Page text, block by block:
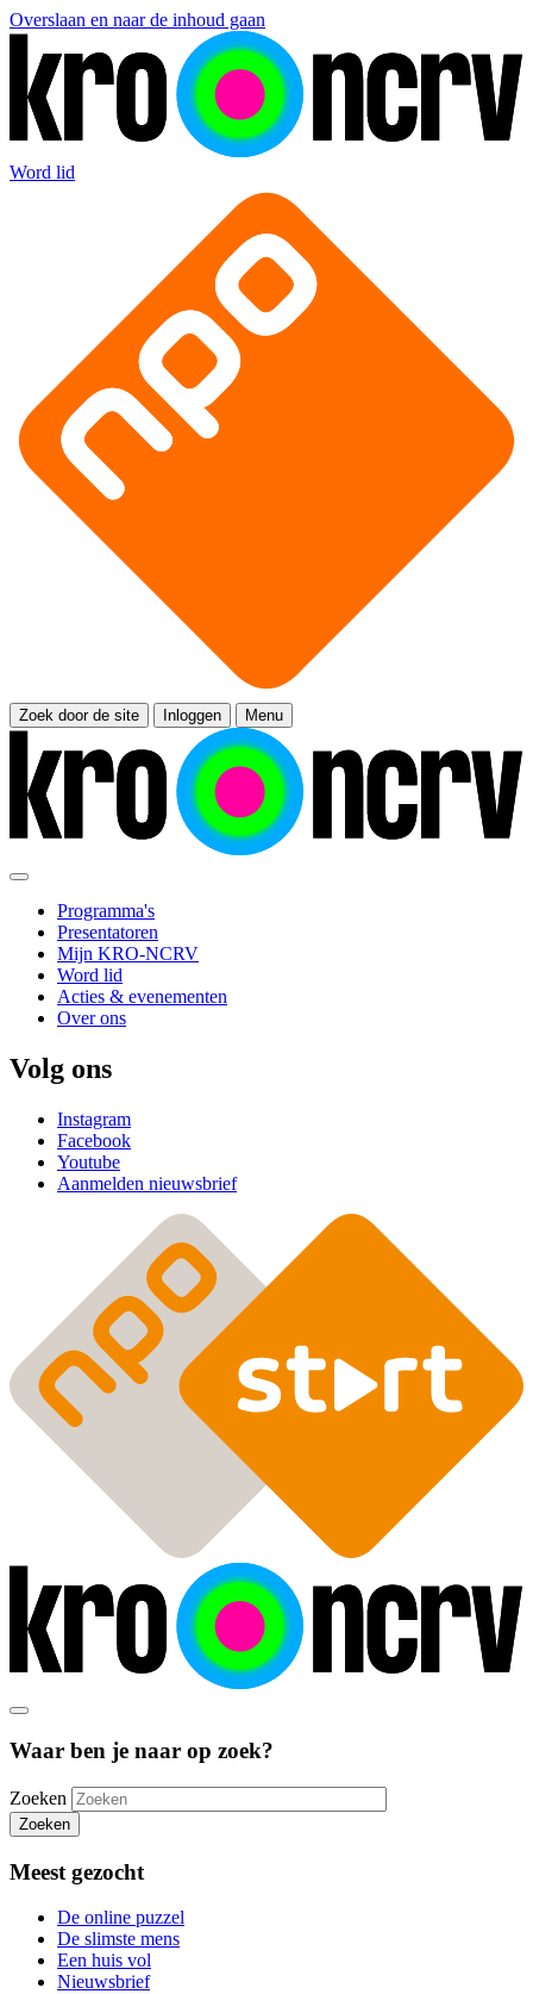
Overslaan en naar de inhoud gaan
Word lid
Zoek door de site Inloggen Menu
Programma's
Presentatoren
Mijn KRO-NCRV
Word lid
Acties & evenementen
Over ons
Volg ons
Instagram
Facebook
Youtube
Aanmelden nieuwsbrief
Waar ben je naar op zoek?
Zoeken
Zoeken
Meest gezocht
De online puzzel
De slimste mens
Een huis vol
Nieuwsbrief